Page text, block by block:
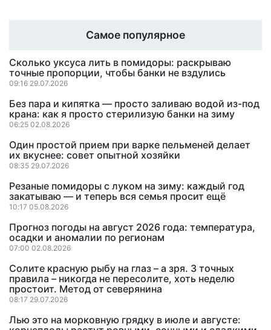
Самое популярное
Сколько уксуса лить в помидоры: раскрываю
точные пропорции, чтобы банки не вздулись
09:16 29.07.2026
Без пара и кипятка — просто заливаю водой из-под
крана: как я просто стерилизую банки на зиму
06:25 02.08.2026
Один простой прием при варке пельменей делает
их вкуснее: совет опытной хозяйки
08:35 29.07.2026
Резаные помидоры с луком на зиму: каждый год
закатываю — и теперь вся семья просит ещё
10:17 05.08.2026
Прогноз погоды на август 2026 года: температура,
осадки и аномалии по регионам
07:00 02.08.2026
Солите красную рыбу на глаз – а зря. 3 точных
правила – никогда не пересолите, хоть неделю
простоит. Метод от северянина
08:17 29.07.2026
Лью это на морковную грядку в июле и августе: